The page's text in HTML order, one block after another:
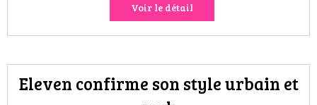
Voir le détail
Eleven confirme son style urbain et